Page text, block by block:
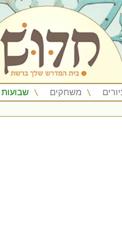
משחקים שבועות